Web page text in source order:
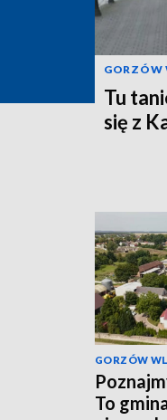
GORZÓW
Tu
się z
GORZÓW
To